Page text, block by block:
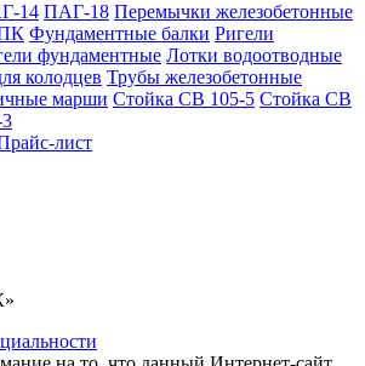
14 ПАГ-18 Перемычки железобетонные
Фундаментные балки Ригели
фундаментные Лотки водоотводные
колодцев Трубы железобетонные
марши Стойка СВ 105-5 Стойка СВ
лист